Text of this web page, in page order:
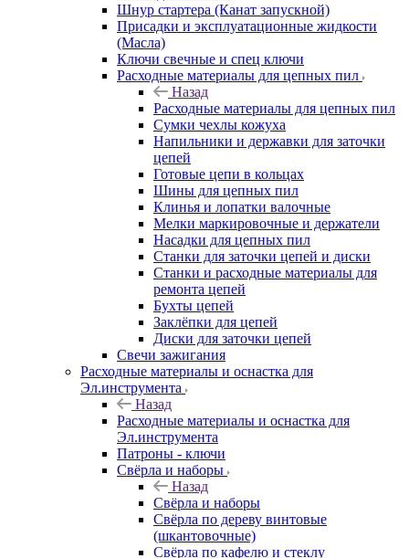
Шнур стартера (Канат запускной)
Присадки и эксплуатационные жидкости
(Масла)
Ключи свечные и спец ключи
Расходные материалы для цепных пил
Назад
Расходные материалы для цепных пил
Сумки чехлы кожуха
Напильники и державки для заточки
цепей
Готовые цепи в кольцах
Шины для цепных пил
Клинья и лопатки валочные
Мелки маркировочные и держатели
Насадки для цепных пил
Станки для заточки цепей и диски
Станки и расходные материалы для
ремонта цепей
Бухты цепей
Заклёпки для цепей
Диски для заточки цепей
Свечи зажигания
Расходные материалы и оснастка для
Эл.инструмента
Назад
Расходные материалы и оснастка для
Эл.инструмента
Патроны - ключи
Свёрла и наборы
Назад
Свёрла и наборы
Свёрла по дереву винтовые
(шкантовочные)
Свёрла по кафелю и стеклу